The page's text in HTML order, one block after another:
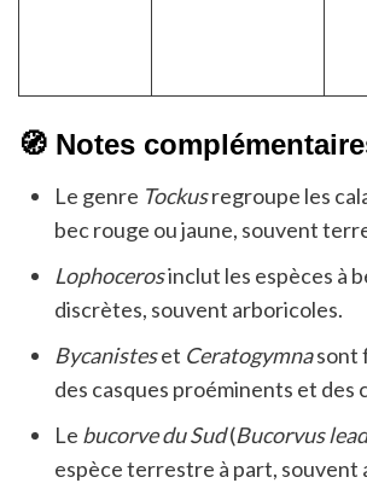
🧭 Notes
Le genre Tockusregroupe les
bec rouge ou jaune, souvent
Lophocerosinclut les espèces à
discrètes, souvent arboricoles.
Bycanisteset Ceratogymnasont
des casques proéminents et des
Le bucorve du Sud(Bucorvus
espèce terrestre à part, souvent